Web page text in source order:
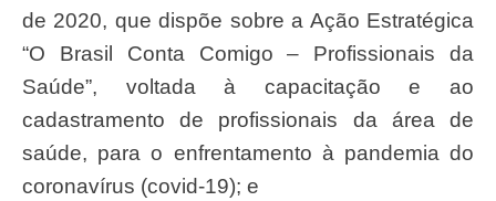
de 2020, que dispõe sobre a Ação Estratégica
“O Brasil Conta Comigo – Profissionais da
Saúde”, voltada à capacitação e ao
cadastramento de profissionais da área de
saúde, para o enfrentamento à pandemia do
coronavírus (covid-19); e